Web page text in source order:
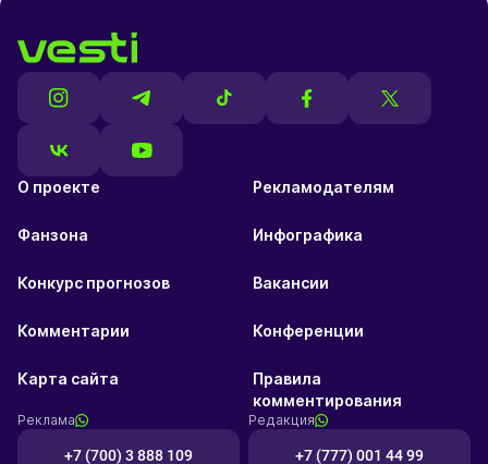
О проекте Рекламодателям
Фанзона Инфографика
Конкурс прогнозов Вакансии
Комментарии Конференции
Карта сайта
Правила
комментирования
Реклама
+7 (700) 3 888 109
Редакция
+7 (777) 001 44 99